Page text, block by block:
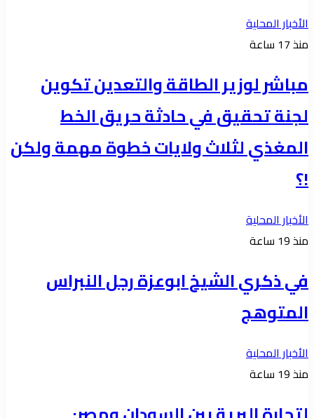
الأخبار المحلية
منذ 17 ساعة
مباشر لوزير الطاقة والتعدين تكوين
لجنة تحقيق في حادثة حريق الخط
المغذي لثلاث ولايات خطوة مهمة ولكن
!؟
الأخبار المحلية
منذ 19 ساعة
في ذكري الشيخ ابوعزة رجل النبراس
المتوهج
الأخبار المحلية
منذ 19 ساعة